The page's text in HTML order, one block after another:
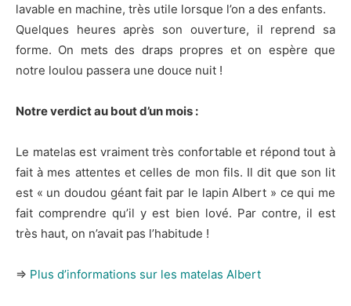
lavable en machine, très utile lorsque l’on a des enfants.
Quelques heures après son ouverture, il reprend sa
forme. On mets des draps propres et on espère que
notre loulou passera une douce nuit !
Notre verdict au bout d’un mois :
Le matelas est vraiment très confortable et répond tout à
fait à mes attentes et celles de mon fils. Il dit que son lit
est « un doudou géant fait par le lapin Albert » ce qui me
fait comprendre qu’il y est bien lové. Par contre, il est
très haut, on n’avait pas l’habitude !
⇒ Plus d’informations sur les matelas Albert